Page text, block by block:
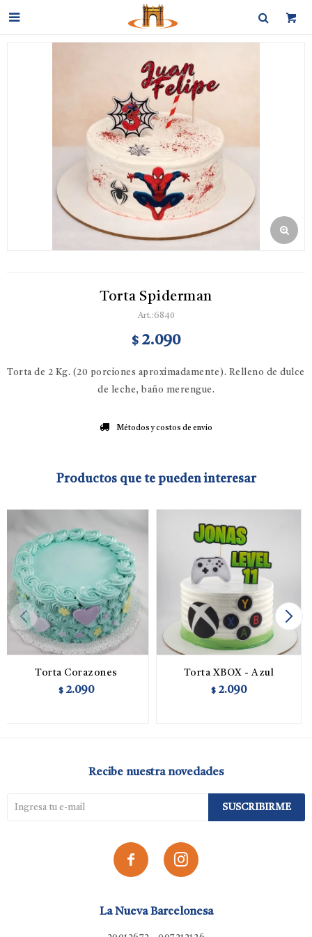

Torta Spiderman
6840
$ 2.090
Torta de 2 Kg. (20 porciones aproximadamente). Relleno de dulce
de leche, baño merengue.
Métodos y costos de envío
Productos que te pueden interesar
Torta Corazones
$ 2.090
Torta XBOX - Azul
$ 2.090
La Nueva Barcelonesa
Recibe nuestra novedades
SUSCRIBIRME
 